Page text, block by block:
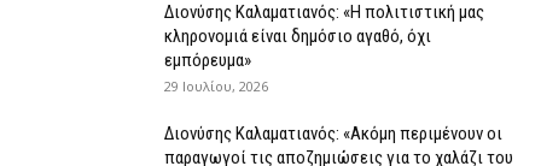
Διονύσης Καλαματιανός: «Η πολιτιστική μας
κληρονομιά είναι δημόσιο αγαθό, όχι
εμπόρευμα»
29 Ιουλίου, 2026
Διονύσης Καλαματιανός: «Ακόμη περιμένουν οι
παραγωγοί τις αποζημιώσεις για το χαλάζι του